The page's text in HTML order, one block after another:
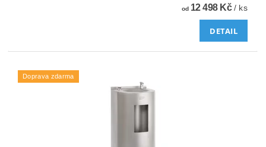
od12 498 Kč/ ks
DETAIL
Doprava zdarma